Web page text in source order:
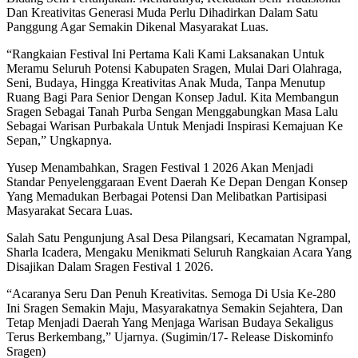
Dan Kreativitas Generasi Muda Perlu Dihadirkan Dalam Satu
Panggung Agar Semakin Dikenal Masyarakat Luas.
“Rangkaian Festival Ini Pertama Kali Kami Laksanakan Untuk
Meramu Seluruh Potensi Kabupaten Sragen, Mulai Dari Olahraga,
Seni, Budaya, Hingga Kreativitas Anak Muda, Tanpa Menutup
Ruang Bagi Para Senior Dengan Konsep Jadul. Kita Membangun
Sragen Sebagai Tanah Purba Sengan Menggabungkan Masa Lalu
Sebagai Warisan Purbakala Untuk Menjadi Inspirasi Kemajuan Ke
Sepan,” Ungkapnya.
Yusep Menambahkan, Sragen Festival 1 2026 Akan Menjadi
Standar Penyelenggaraan Event Daerah Ke Depan Dengan Konsep
Yang Memadukan Berbagai Potensi Dan Melibatkan Partisipasi
Masyarakat Secara Luas.
Salah Satu Pengunjung Asal Desa Pilangsari, Kecamatan Ngrampal,
Sharla Icadera, Mengaku Menikmati Seluruh Rangkaian Acara Yang
Disajikan Dalam Sragen Festival 1 2026.
“Acaranya Seru Dan Penuh Kreativitas. Semoga Di Usia Ke-280
Ini Sragen Semakin Maju, Masyarakatnya Semakin Sejahtera, Dan
Tetap Menjadi Daerah Yang Menjaga Warisan Budaya Sekaligus
Terus Berkembang,” Ujarnya. (Sugimin/17- Release Diskominfo
Sragen)